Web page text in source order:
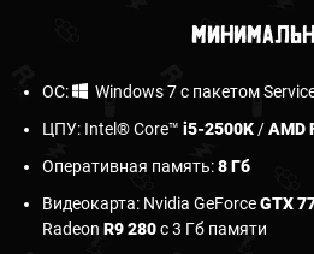
ОС:
Windows 7 с пакетом
ЦПУ: Intel® Core™ i5-2500K/AMD
Оперативная память:8 Гб
Видеокарта: Nvidia GeForceGTX
Radeon R9 280с 3 Гб памяти